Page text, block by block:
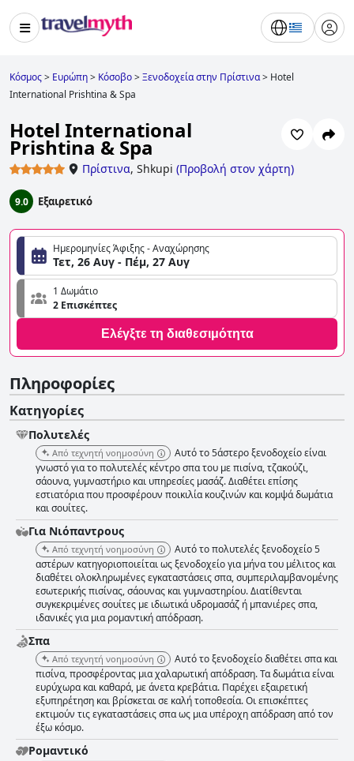
Κόσμος> Ευρώπη> Κόσοβο>Ξενοδοχεία στην Πρίστινα> Hotel
International Prishtina & Spa
Hotel International
Prishtina & Spa
Πρίστινα, Shkupi (Προβολή στον χάρτη)
9.0 Εξαιρετικό
Ημερομηνίες Άφιξης - Αναχώρησης
Τετ, 26 Αυγ - Πέμ, 27 Αυγ
1 Δωμάτιο
2 Επισκέπτες
Ελέγξτε τη διαθεσιμότητα
Πληροφορίες
Κατηγορίες
Πολυτελές
Από τεχνητή νοημοσύνη
Αυτό το 5άστερο ξενοδοχείο είναι
γνωστό για το πολυτελές κέντρο σπα του με πισίνα, τζακούζι,
σάουνα, γυμναστήριο και υπηρεσίες μασάζ. Διαθέτει επίσης
εστιατόρια που προσφέρουν ποικιλία κουζινών και κομψά δωμάτια
και σουίτες.
Για Νιόπαντρους
Από τεχνητή νοημοσύνη
Αυτό το πολυτελές ξενοδοχείο 5
αστέρων κατηγοριοποιείται ως ξενοδοχείο για μήνα του μέλιτος και
διαθέτει ολοκληρωμένες εγκαταστάσεις σπα, συμπεριλαμβανομένης
εσωτερικής πισίνας, σάουνας και γυμναστηρίου. Διατίθενται
συγκεκριμένες σουίτες με ιδιωτικά υδρομασάζ ή μπανιέρες σπα,
ιδανικές για μια ρομαντική απόδραση.
Σπα
Από τεχνητή νοημοσύνη
Αυτό το ξενοδοχείο διαθέτει σπα και
πισίνα, προσφέροντας μια χαλαρωτική απόδραση. Τα δωμάτια είναι
ευρύχωρα και καθαρά, με άνετα κρεβάτια. Παρέχει εξαιρετική
εξυπηρέτηση και βρίσκεται σε καλή τοποθεσία. Οι επισκέπτες
εκτιμούν τις εγκαταστάσεις σπα ως μια υπέροχη απόδραση από τον
έξω κόσμο.
Ρομαντικό